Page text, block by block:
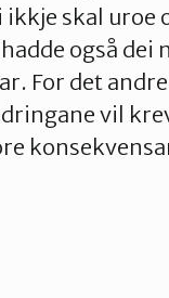
skal uroe
også dei
For det
vil